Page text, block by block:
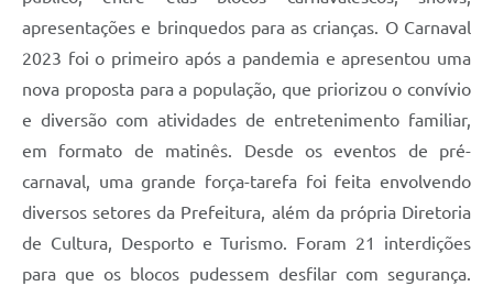
Arquivos para Download
Legislação
Telefones Úteis
SIC
apresentações e brinquedos para as crianças. O Carnaval
2023 foi o primeiro após a pandemia e apresentou uma
nova proposta para a população, que priorizou o convívio
e diversão com atividades de entretenimento familiar,
em formato de matinês. Desde os eventos de pré-
carnaval, uma grande força-tarefa foi feita envolvendo
diversos setores da Prefeitura, além da própria Diretoria
de Cultura, Desporto e Turismo. Foram 21 interdições
para que os blocos pudessem desfilar com segurança.